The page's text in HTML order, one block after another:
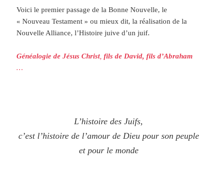
Voici le premier passage de la Bonne Nouvelle, le
« Nouveau Testament » ou mieux dit, la réalisation de la
Nouvelle Alliance, l’Histoire juive d’un juif.
Généalogie de Jésus Christ,fils de David, fils d’Abraham
…
L’histoire des Juifs,
c’est l’histoire de l’amour de Dieu pour son peuple
et pour le monde